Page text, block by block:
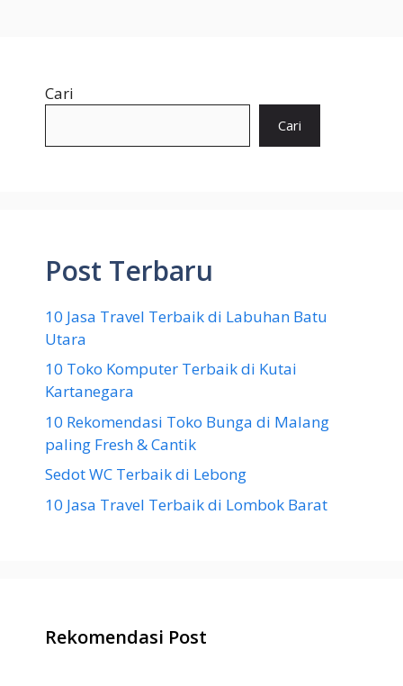
Cari
Cari
Post Terbaru
10 Jasa Travel Terbaik di Labuhan Batu
Utara
10 Toko Komputer Terbaik di Kutai
Kartanegara
10 Rekomendasi Toko Bunga di Malang
paling Fresh & Cantik
Sedot WC Terbaik di Lebong
10 Jasa Travel Terbaik di Lombok Barat
Rekomendasi Post